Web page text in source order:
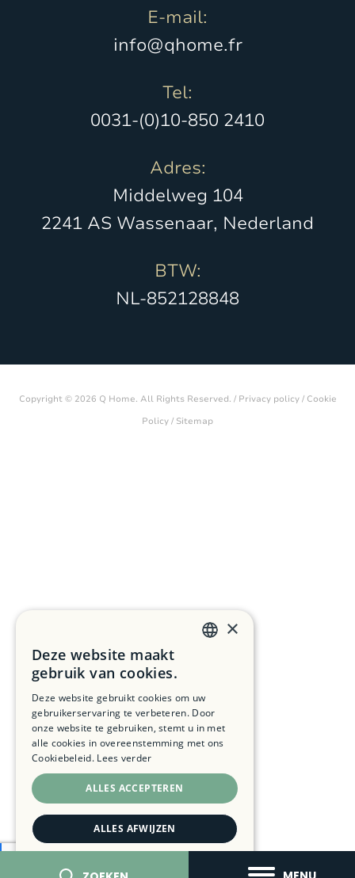
E-mail:
info@qhome.fr
Tel:
0031-(0)10-850 2410
Adres:
Middelweg 104
2241 AS Wassenaar, Nederland
BTW:
NL-852128848
Copyright © 2026 Q Home. All Rights Reserved. / Privacy policy/ Cookie
Policy / Sitemap
ENGLISH
×
Deze website maakt
gebruik van cookies.
Deze website gebruikt cookies om uw
gebruikerservaring te verbeteren. Door
onze website te gebruiken, stemt u in met
alle cookies in overeenstemming met ons
Cookiebeleid. Lees verder
ALLES ACCEPTEREN
ALLES AFWIJZEN